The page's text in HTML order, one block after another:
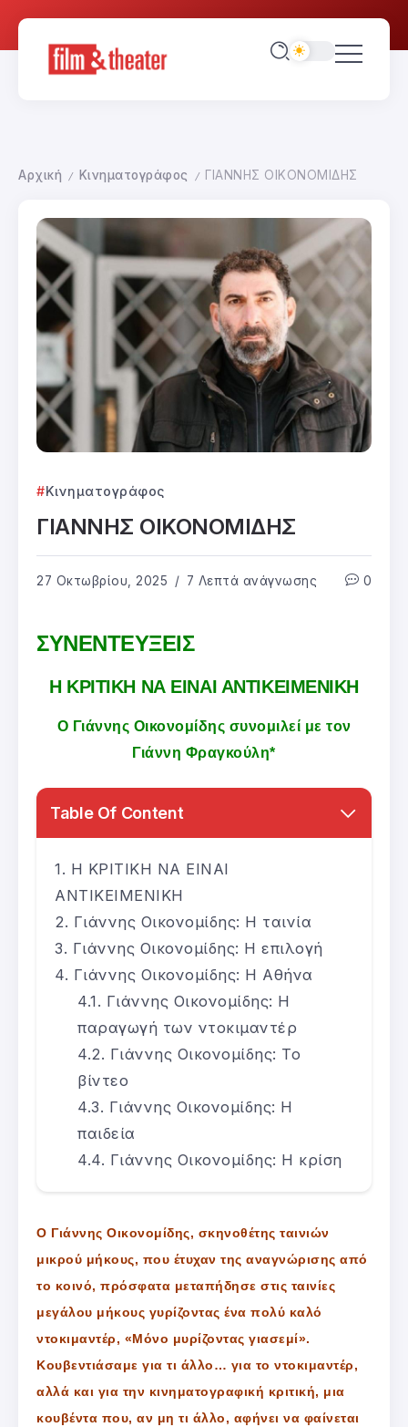
Αρχική / Κινηματογράφος / ΓΙΑΝΝΗΣ ΟΙΚΟΝΟΜΙΔΗΣ
Κινηματογράφος
ΓΙΑΝΝΗΣ ΟΙΚΟΝΟΜΙΔΗΣ
27 Οκτωβρίου, 2025 7 Λεπτά ανάγνωσης 0
ΣΥΝΕΝΤΕΥΞΕΙΣ
Η ΚΡΙΤΙΚΗ ΝΑ ΕΙΝΑΙ ΑΝΤΙΚΕΙΜΕΝΙΚΗ
Ο Γιάννης Οικονομίδης συνομιλεί με τον
Γιάννη Φραγκούλη*
Table Of Content
Η ΚΡΙΤΙΚΗ ΝΑ ΕΙΝΑΙ
ΑΝΤΙΚΕΙΜΕΝΙΚΗ
Γιάννης Οικονομίδης: Η ταινία
Γιάννης Οικονομίδης: Η επιλογή
Γιάννης Οικονομίδης: Η Αθήνα
Γιάννης Οικονομίδης: Η
παραγωγή των ντοκιμαντέρ
Γιάννης Οικονομίδης: Το
βίντεο
Γιάννης Οικονομίδης: Η
παιδεία
Γιάννης Οικονομίδης: Η κρίση
Ο Γιάννης Οικονομίδης, σκηνοθέτης ταινιών
μικρού μήκους, που έτυχαν της αναγνώρισης από
το κοινό, πρόσφατα μεταπήδησε στις ταινίες
μεγάλου μήκους γυρίζοντας ένα πολύ καλό
ντοκιμαντέρ, «Μόνο μυρίζοντας γιασεμί».
Κουβεντιάσαμε για τι άλλο… για το ντοκιμαντέρ,
αλλά και για την κινηματογραφική κριτική, μια
κουβέντα που, αν μη τι άλλο, αφήνει να φαίνεται